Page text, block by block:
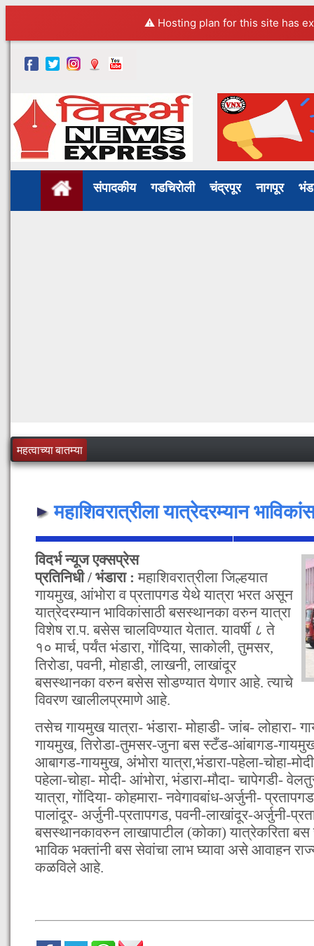
⚠️ Hosting plan for this site has
संपादकीय गडचिरोली चंद्रपूर नागपूर
महत्वाच्या बातम्या
महाशिवरात्रीला यात्रेदरम्यान
विदर्भ न्यूज एक्सप्रेस
प्रतिनिधी / भंडारा :महाशिवरात्रीला जिल्हयात
गायमुख, आंभोरा व प्रतापगड येथे यात्रा भरत असून
यात्रेदरम्यान भाविकांसाठी बसस्थानका वरुन यात्रा
विशेष रा.प. बसेस चालविण्यात येतात. यावर्षी ८ ते
१० मार्च, पर्यंत भंडारा, गोंदिया, साकोली, तुमसर,
तिरोडा, पवनी, मोहाडी, लाखनी, लाखांदूर
बसस्थानका वरुन बसेस सोडण्यात येणार आहे. त्याचे
विवरण खालीलप्रमाणे आहे.
तसेच गायमुख यात्रा- भंडारा- मोहाडी- जांब-
गायमुख, तिरोडा-तुमसर-जुना बस स्टँड-आंबागड-गायमुख,
आबागड-गायमुख, अंभोरा यात्रा,भंडारा-पहेला-चोहा-
पहेला-चोहा- मोदी- आंभोरा, भंडारा-मौदा- चापेगडी-
यात्रा, गोंदिया- कोहमारा- नवेगावबांध-अर्जुनी-
पालांदूर- अर्जुनी-प्रतापगड, पवनी-लाखांदूर-अर्जुनी-
बसस्थानकावरुन लाखापाटील (कोका) यात्रेकरिता
भाविक भक्तांनी बस सेवांचा लाभ घ्यावा असे आवाहन
कळविले आहे.